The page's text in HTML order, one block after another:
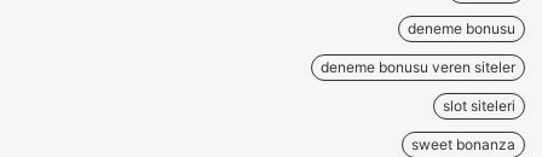
deneme bonusu
deneme bonusu veren siteler
slot siteleri
sweet bonanza